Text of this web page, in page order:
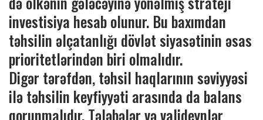
investisiya hesab olunur. Bu baxımdan
təhsilin əlçatanlığı dövlət siyasətinin əsas
prioritetlərindən biri olmalıdır.
Digər tərəfdən, təhsil haqlarının səviyyəsi
ilə təhsilin keyfiyyəti arasında da balans
qorunmalıdır. Tələbələr və valideynlər